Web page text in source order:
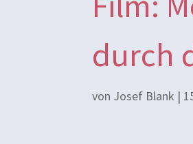
durch
von Josef Blank |